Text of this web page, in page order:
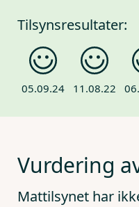
Tilsynsresultater:
05.09.24 11.08.22
Vurdering
Mattilsynet har